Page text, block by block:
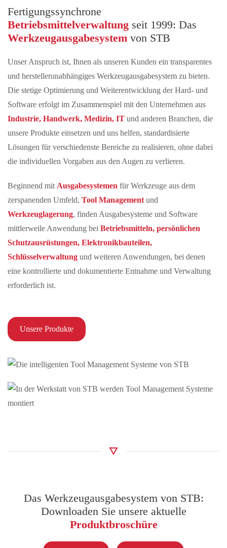
Fertigungssynchrone
Betriebsmittelverwaltung seit 1999: Das
Werkzeugausgabesystem von STB
Unser Anspruch ist, Ihnen als unseren Kunden ein transparentes
und herstellerunabhängiges Werkzeugausgabesystem zu bieten.
Die stetige Optimierung und Weiterentwicklung der Hard- und
Software erfolgt im Zusammenspiel mit den Unternehmen aus
Industrie, Handwerk, Medizin, IT und anderen Branchen, die
unsere Produkte einsetzen und uns helfen, standardisierte
Lösungen für verschiedenste Bereiche zu realisieren, ohne dabei
die individuellen Vorgaben aus den Augen zu verlieren.
Beginnend mit Ausgabesystemen für Werkzeuge aus dem
zerspanenden Umfeld, Tool Management und
Werkzeuglagerung, finden Ausgabesysteme und Software
mittlerweile Anwendung bei Betriebsmitteln, persönlichen
Schutzausrüstungen, Elektronikbauteilen,
Schlüsselverwaltung und weiteren Anwendungen, bei denen
eine kontrollierte und dokumentierte Entnahme und Verwaltung
erforderlich ist.
Unsere Produkte
Das Werkzeugausgabesystem von STB:
Downloaden Sie unsere aktuelle
Produktbroschüre